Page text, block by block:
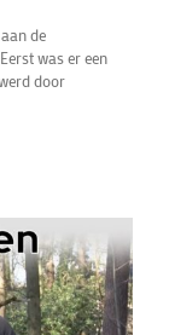
de
was er een
door